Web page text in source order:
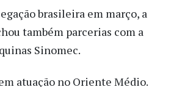
brasileira em março, a
também parcerias com a
Sinomec.
atuação no Oriente Médio.